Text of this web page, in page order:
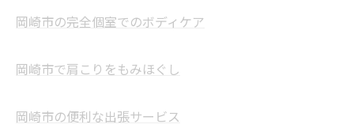
岡崎市の完全個室でのボディケア
岡崎市で肩こりをもみほぐし
岡崎市の便利な出張サービス